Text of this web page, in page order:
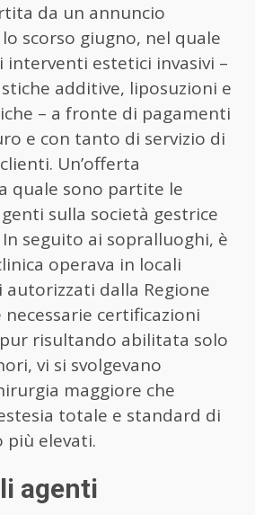
da un annuncio
scorso giugno, nel quale
estetici invasivi –
additive, liposuzioni e
– a fronte di pagamenti
e con tanto di servizio di
Un’offerta
quale sono partite le
sulla società gestrice
seguito ai sopralluoghi, è
operava in locali
autorizzati dalla Regione
necessarie certificazioni
risultando abilitata solo
vi si svolgevano
maggiore che
totale e standard di
più elevati.
agenti